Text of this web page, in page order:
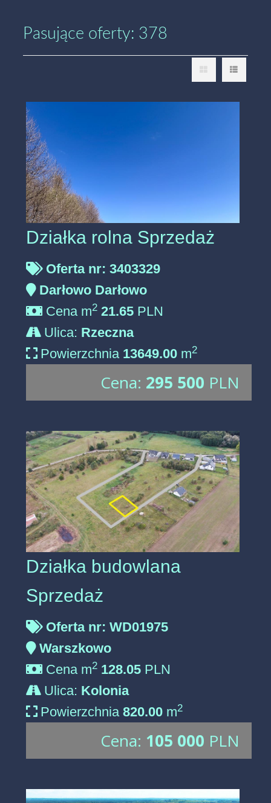
Pasujące oferty: 378
Działka rolna Sprzedaż
Oferta nr: 3403329
Darłowo Darłowo
Cena m2 21.65 PLN
Ulica: Rzeczna
Powierzchnia 13649.00 m2
Cena: 295 500 PLN
Działka budowlana
Sprzedaż
Oferta nr: WD01975
Warszkowo
Cena m2 128.05 PLN
Ulica: Kolonia
Powierzchnia820.00 m2
Cena: 105 000 PLN